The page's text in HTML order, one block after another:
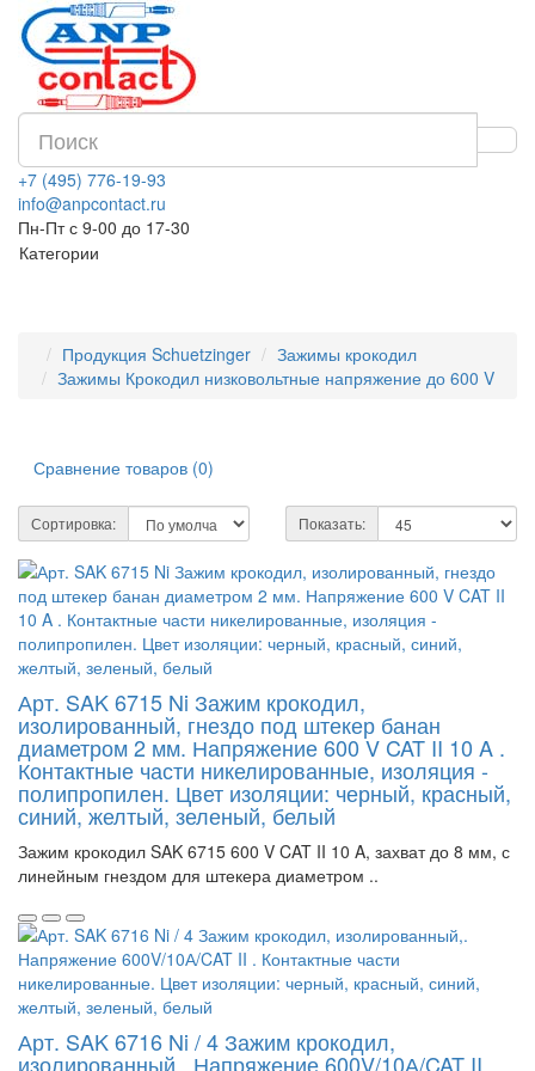
+7 (495) 776-19-93
info@anpcontact.ru
Пн-Пт с 9-00 до 17-30
Категории
Продукция Schuetzinger
Зажимы крокодил
Зажимы Крокодил низковольтные напряжение до 600 V
Сравнение товаров (0)
Сортировка: Показать:
Арт. SAK 6715 Ni Зажим крокодил,
изолированный, гнездо под штекер банан
диаметром 2 мм. Напряжение 600 V CAT II 10 A .
Контактные части никелированные, изоляция -
полипропилен. Цвет изоляции: черный, красный,
синий, желтый, зеленый, белый
Зажим крокодил SAK 6715 600 V CAT II 10 A, захват до 8 мм, с
линейным гнездом для штекера диаметром ..
Арт. SAK 6716 Ni / 4 Зажим крокодил,
изолированный,. Напряжение 600V/10А/CAT II .